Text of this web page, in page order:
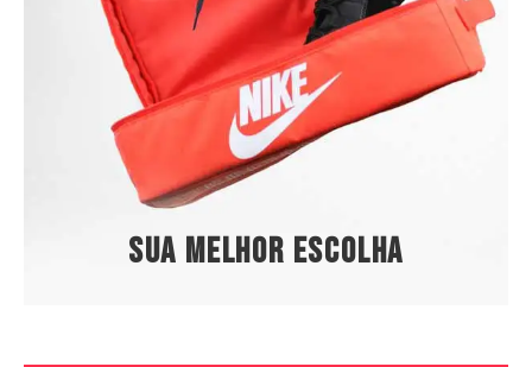
Sua melhor escolha